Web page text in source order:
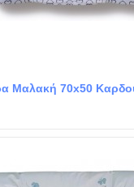
Μαλακή 70x50